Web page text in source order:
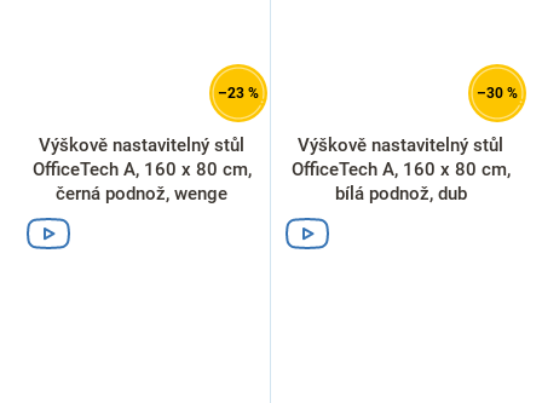
–23 %
Výškově nastavitelný stůl
OfficeTech A, 160 x 80 cm,
černá podnož, wenge
–30 %
Výškově nastavitelný stůl
OfficeTech A, 160 x 80 cm,
bílá podnož, dub